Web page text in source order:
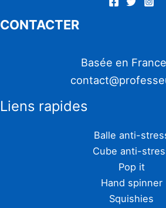
CONTACTER
Basée en France
Liens rapides
Balle anti-
Cube anti-
Pop it
Hand spinner
Squishies